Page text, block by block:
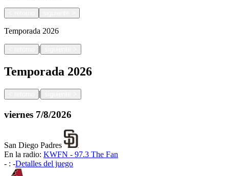
Temporada 2026
|
Temporada 2026
|
viernes 7/8/2026
San Diego Padres
En la radio: KWFN - 97.3 The Fan
- : -Detalles del juego